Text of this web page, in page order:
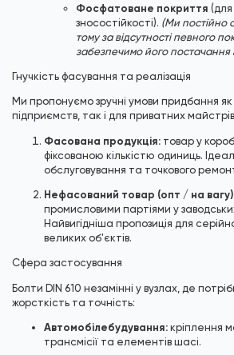
Фосфатоване покриття (для
зносостійкості). (Ми постійно
тому за відсутності певного
забезпечимо його постачання
Гнучкість фасування та реалізація
Ми пропонуємо зручні умови придбання
підприємств, так і для приватних
Фасована продукція: товар у
фіксованою кількістю одиниць.
обслуговування та точкового
Нефасований товар (опт / на
промисловими партіями у
Найвигідніша пропозиція для
великих об'єктів.
Сфера застосування
Болти DIN 610 незамінні у вузлах, де
жорсткість та точність:
Автомобілебудування: кріплення
трансмісії та елементів шасі.